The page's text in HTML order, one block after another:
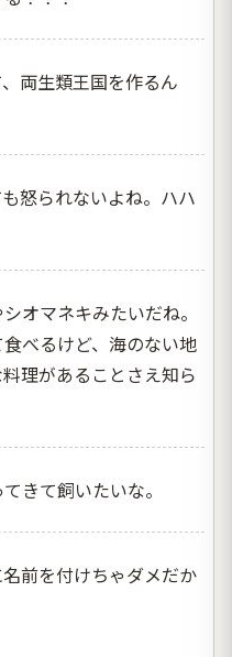
両生類王国を作るん
怒られないよね。ハハ
オマネキみたいだね。
べるけど、海のない地
理があることさえ知ら
きて飼いたいな。
前を付けちゃダメだか